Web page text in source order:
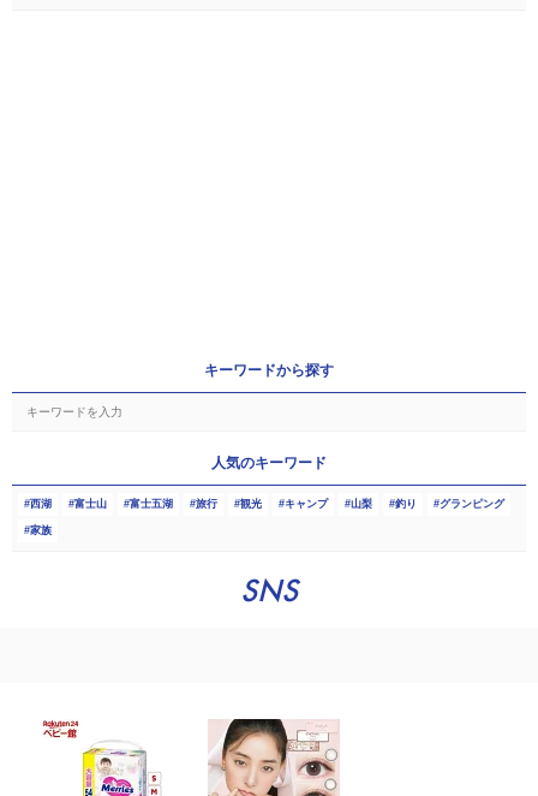
キーワードから探す
人気のキーワード
西湖 富士山 富士五湖 旅行 観光 キャンプ 山梨 釣り グランピング
家族
SNS